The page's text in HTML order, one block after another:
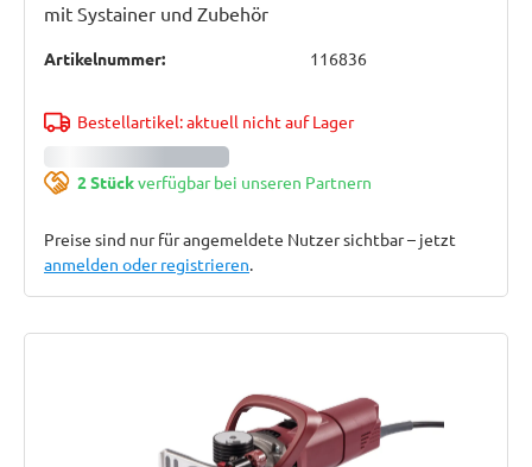
mit Systainer und Zubehör
Artikelnummer: 116836
Bestellartikel: aktuell nicht auf Lager
2 Stückverfügbar bei unseren Partnern
Preise sind nur für angemeldete Nutzer sichtbar – jetzt
anmelden oder registrieren.